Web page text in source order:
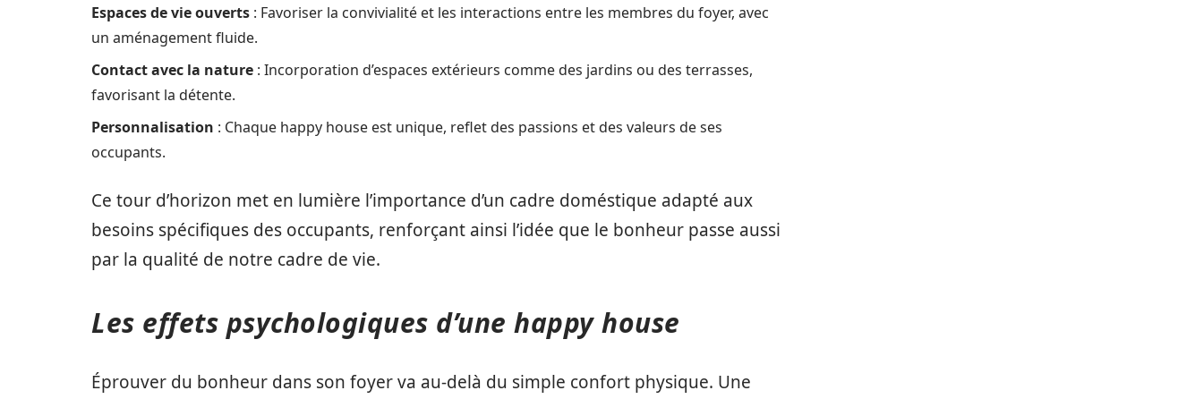
Espaces de vie ouverts : Favoriser la convivialité et les interactions entre les membres du foyer, avec
un aménagement fluide.
Contact avec la nature : Incorporation d’espaces extérieurs comme des jardins ou des terrasses,
favorisant la détente.
Personnalisation : Chaque happy house est unique, reflet des passions et des valeurs de ses
occupants.
Ce tour d’horizon met en lumière l’importance d’un cadre doméstique adapté aux
besoins spécifiques des occupants, renforçant ainsi l’idée que le bonheur passe aussi
par la qualité de notre cadre de vie.
Les effets psychologiques d’une happy house
Éprouver du bonheur dans son foyer va au-delà du simple confort physique. Une